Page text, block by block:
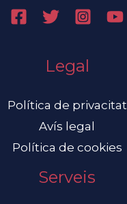
Legal
Política de privacitat
Avís legal
Política de cookies
Serveis